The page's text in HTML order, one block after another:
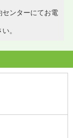
ンターにてお電
。